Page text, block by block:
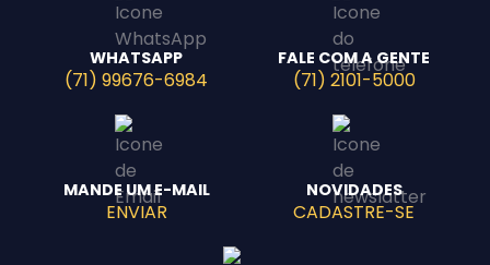
WHATSAPP
(71) 99676-6984
FALE COM A GENTE
(71) 2101-5000
MANDE UM E-MAIL
ENVIAR
NOVIDADES
CADASTRE-SE